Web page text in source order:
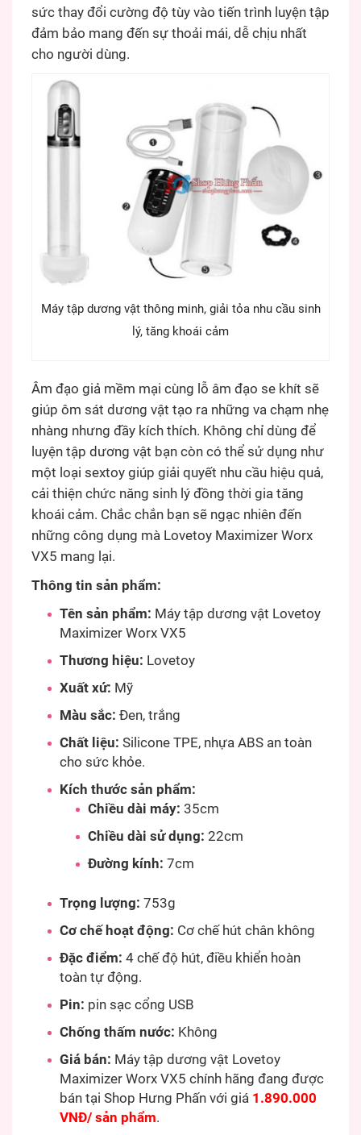
sức thay đổi cường độ tùy vào tiến trình luyện tập
đảm bảo mang đến sự thoải mái, dễ chịu nhất
cho người dùng.
Máy tập dương vật thông minh, giải tỏa nhu cầu sinh
lý, tăng khoái cảm
Âm đạo giả mềm mại cùng lỗ âm đạo se khít sẽ
giúp ôm sát dương vật tạo ra những va chạm nhẹ
nhàng nhưng đầy kích thích. Không chỉ dùng để
luyện tập dương vật bạn còn có thể sử dụng như
một loại sextoy giúp giải quyết nhu cầu hiệu quả,
cải thiện chức năng sinh lý đồng thời gia tăng
khoái cảm. Chắc chắn bạn sẽ ngạc nhiên đến
những công dụng mà Lovetoy Maximizer Worx
VX5 mang lại.
Thông tin sản phẩm:
Tên sản phẩm: Máy tập dương vật Lovetoy
Maximizer Worx VX5
Thương hiệu: Lovetoy
Xuất xứ: Mỹ
Màu sắc: Đen, trắng
Chất liệu: Silicone TPE, nhựa ABS an toàn
cho sức khỏe.
Kích thước sản phẩm:
Chiều dài máy: 35cm
Chiều dài sử dụng: 22cm
Đường kính: 7cm
Trọng lượng: 753g
Cơ chế hoạt động: Cơ chế hút chân không
Đặc điểm: 4 chế độ hút, điều khiển hoàn
toàn tự động.
Pin: pin sạc cổng USB
Chống thấm nước: Không
Giá bán: Máy tập dương vật Lovetoy
Maximizer Worx VX5 chính hãng đang được
bán tại Shop Hưng Phấn với giá 1.890.000
VNĐ/ sản phẩm.